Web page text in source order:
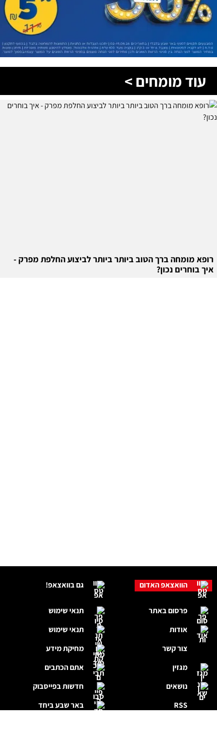
עוד מומחים >
רופא מומחה ברך הטוב ביותר ביותר לביצוע החלפת מפרק -
איך בוחרים נכון?
גם בוואצאפ!
תנאי שימוש
תנאי שימוש
מחיקת מידע
אתם הכתבים
חדשות בפייסבוק
באר שבע ביחד
הוואצאפ האדום
פרסום באתר
אודות
צור קשר
מגזין
נושאים
RSS